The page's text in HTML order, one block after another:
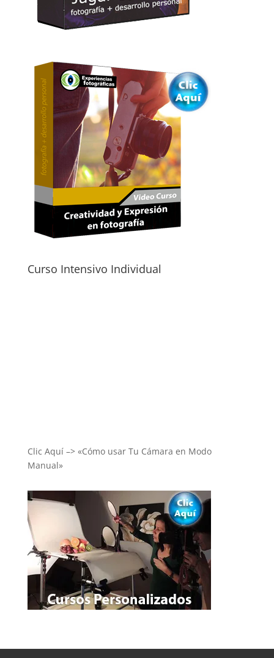
Curso Intensivo Individual
Clic Aquí –> «Cómo usar Tu Cámara en Modo
Manual»